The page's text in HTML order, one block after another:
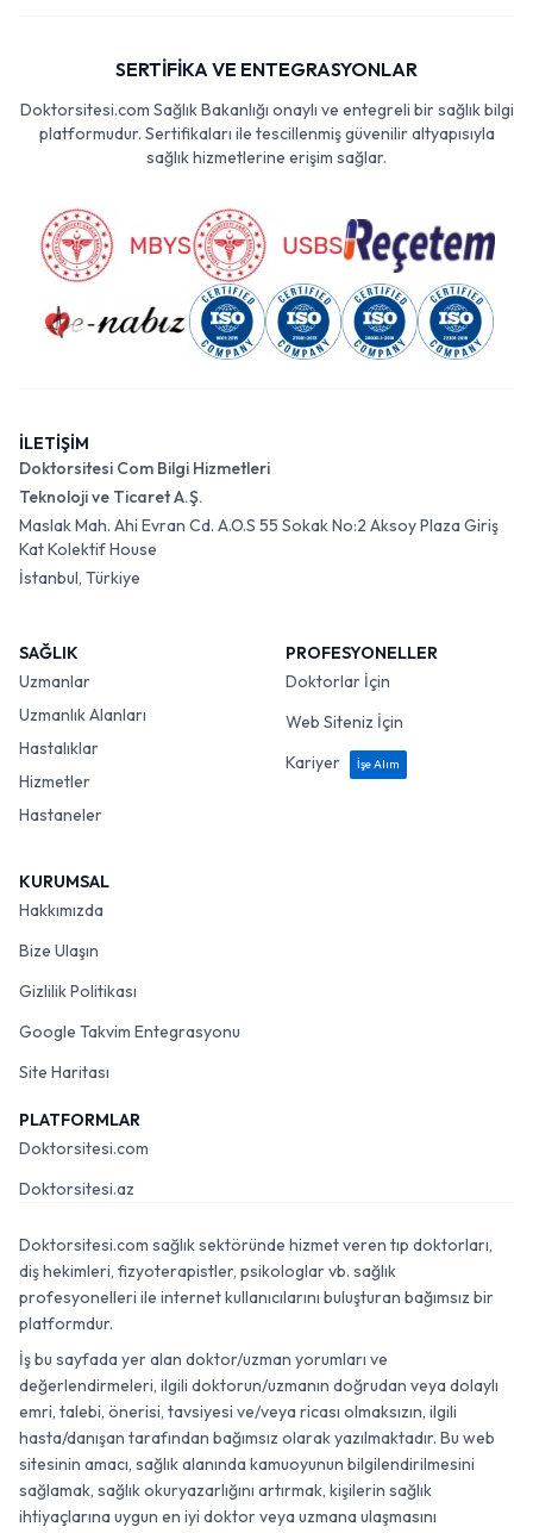
SERTİFİKA VE ENTEGRASYONLAR
Doktorsitesi.com Sağlık Bakanlığı onaylı ve entegreli bir sağlık bilgi
platformudur. Sertifikaları ile tescillenmiş güvenilir altyapısıyla
sağlık hizmetlerine erişim sağlar.
İLETİŞİM
Doktorsitesi Com Bilgi Hizmetleri
Teknoloji ve Ticaret A.Ş.
Maslak Mah. Ahi Evran Cd. A.O.S 55 Sokak No:2 Aksoy Plaza Giriş
Kat Kolektif House
İstanbul, Türkiye
SAĞLIK
Uzmanlar
Uzmanlık Alanları
Hastalıklar
Hizmetler
Hastaneler
PROFESYONELLER
Doktorlar İçin
Web Siteniz İçin
Kariyer
İşe Alım
KURUMSAL
Hakkımızda
Bize Ulaşın
Gizlilik Politikası
Google Takvim Entegrasyonu
Site Haritası
PLATFORMLAR
Doktorsitesi.com
Doktorsitesi.az
Doktorsitesi.com sağlık sektöründe hizmet veren tıp doktorları,
diş hekimleri, fizyoterapistler, psikologlar vb. sağlık
profesyonelleri ile internet kullanıcılarını buluşturan bağımsız bir
platformdur.
İş bu sayfada yer alan doktor/uzman yorumları ve
değerlendirmeleri, ilgili doktorun/uzmanın doğrudan veya dolaylı
emri, talebi, önerisi, tavsiyesi ve/veya ricası olmaksızın, ilgili
hasta/danışan tarafından bağımsız olarak yazılmaktadır. Bu web
sitesinin amacı, sağlık alanında kamuoyunun bilgilendirilmesini
sağlamak, sağlık okuryazarlığını artırmak, kişilerin sağlık
ihtiyaçlarına uygun en iyi doktor veya uzmana ulaşmasını